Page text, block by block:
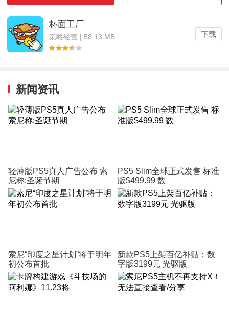
杯面工厂
策略经营 | 58.13 MB 下载
新闻资讯
轻薄版PS5真人广告公布 索
尼称:圣诞节期
PS5 Slim全球正式发售 标准
版$499.99 数
索尼“印度之星计划”将于明年
初公布首批
新款PS5上架百亿补贴：数
字版3199元 光驱版